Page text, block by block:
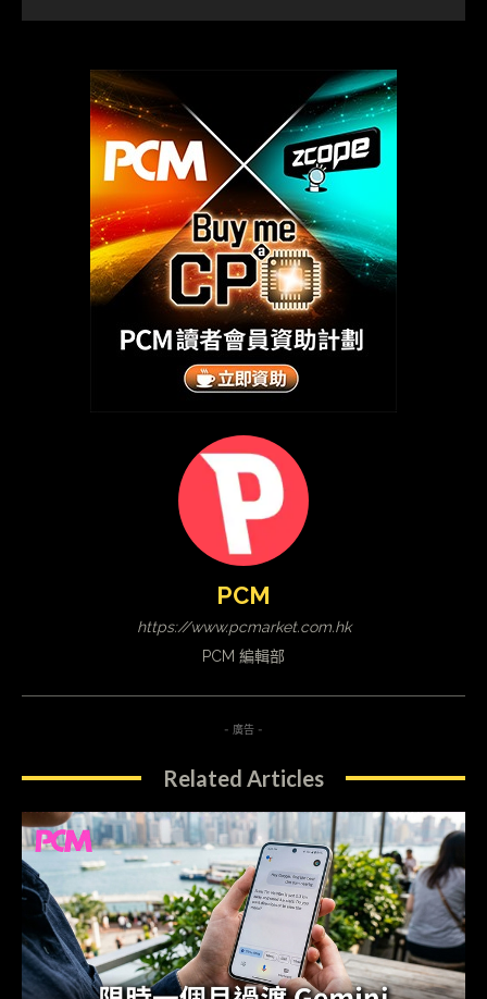
PCM
https://www.pcmarket.com.hk
PCM 編輯部
- 廣告 -
Related Articles